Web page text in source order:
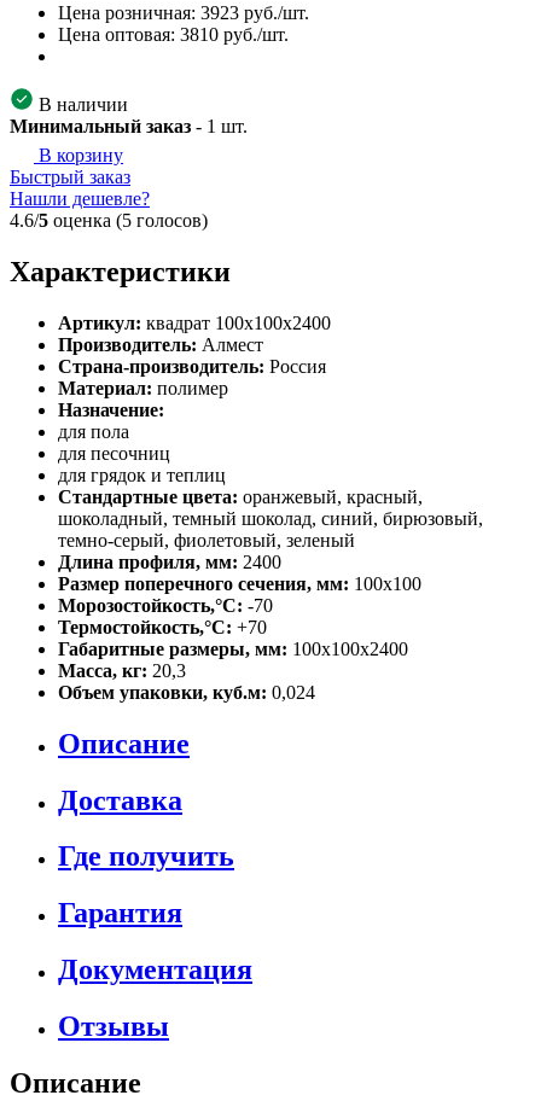
Цена розничная: 3923 руб./шт.
Цена оптовая: 3810 руб./шт.
В наличии
Минимальный заказ - 1 шт.
В корзину
Быстрый заказ
Нашли дешевле?
4.6/5 оценка (5 голосов)
Характеристики
Артикул: квадрат 100х100х2400
Производитель: Алмест
Страна-производитель: Россия
Материал: полимер
Назначение:
для пола
для песочниц
для грядок и теплиц
Стандартные цвета: оранжевый, красный,
шоколадный, темный шоколад, синий, бирюзовый,
темно-серый, фиолетовый, зеленый
Длина профиля, мм: 2400
Размер поперечного сечения, мм: 100х100
Морозостойкость,°C: -70
Термостойкость,°C: +70
Габаритные размеры, мм: 100х100х2400
Масса, кг: 20,3
Объем упаковки, куб.м: 0,024
Описание
Доставка
Где получить
Гарантия
Документация
Отзывы
Описание